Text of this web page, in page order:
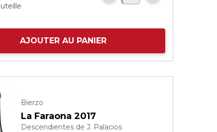
AJOUTER AU PANIER
Bierzo
La Faraona 2017
Descendientes de J. Palacios